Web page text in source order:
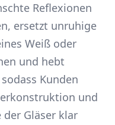
Reflexionen
ersetzt unruhige
Weiß oder
und hebt
Kunden
und
Gläser klar